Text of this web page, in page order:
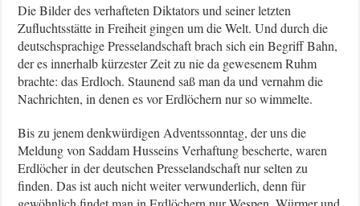
Die Bilder des verhafteten Diktators und seiner letzten
Zufluchtsstätte in Freiheit gingen um die Welt. Und durch die
deutschsprachige Presselandschaft brach sich ein Begriff Bahn,
der es innerhalb kürzester Zeit zu nie da gewesenem Ruhm
brachte: das Erdloch. Staunend saß man da und vernahm die
Nachrichten, in denen es vor Erdlöchern nur so wimmelte.
Bis zu jenem denkwürdigen Adventssonntag, der uns die
Meldung von Saddam Husseins Verhaftung bescherte, waren
Erdlöcher in der deutschen Presselandschaft nur selten zu
finden. Das ist auch nicht weiter verwunderlich, denn für